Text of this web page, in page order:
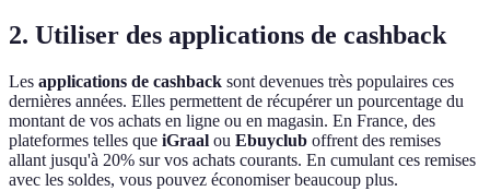
2. Utiliser des applications de cashback
Les applications de cashback sont devenues très populaires ces
dernières années. Elles permettent de récupérer un pourcentage du
montant de vos achats en ligne ou en magasin. En France, des
plateformes telles que iGraal ou Ebuyclub offrent des remises
allant jusqu'à 20% sur vos achats courants. En cumulant ces remises
avec les soldes, vous pouvez économiser beaucoup plus.